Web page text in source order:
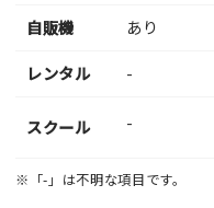
自販機
あり
レンタル
-
スクール -
※「-」は不明な項目です。